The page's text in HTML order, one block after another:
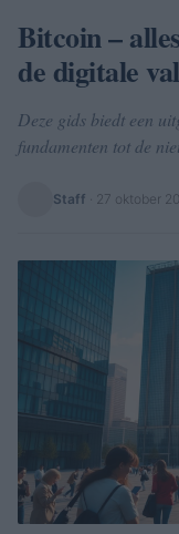
Bitcoin –
de digitale
Deze gids biedt een
fundamenten tot de
Staff 27 oktober